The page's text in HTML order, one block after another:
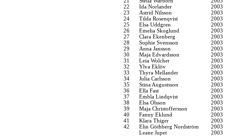
22
Ida Norlander
2003
23
Astrid Nilsson
2003
24
Tilda Rosenqvist
2003
25
Elsa Uddgren
2003
26
Emelia Skoglund
2003
27
Clara Ekenberg
2003
28
Sophie Svensson
2003
29
Anna Jansson
2003
30
Maja Edvardsson
2003
31
Leia Wolcher
2003
32
Ylva Eklöv
2003
33
Thyra Mellander
2003
34
Julia Carlsson
2003
35
Stina Augustsson
2003
36
Ella Fast
2003
37
Embla Lindqvist
2003
38
Elsa Olsson
2003
39
Maja Christoffersson
2003
40
Fanny Eklund
2003
41
Klara Thiger
2003
42
Elin Göthberg Nordström
2003
Leane Jupet
2003